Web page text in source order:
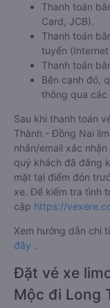
Thanh toán
Card, JCB).
Thanh toán
tuyến (Internet
Thanh toán
Bên cạnh đó,
thông qua các
Sau khi thanh toán
Thành - Đồng Nai
nhắn/email xác
quý khách đã đăng
mặt tại điểm đón
xe. Để kiểm tra tình
cập https://
Xem hướng dẫn chi
đây .
Đặt vé xe
Mộc đi Long